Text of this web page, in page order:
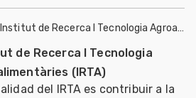
Institut de Recerca I Tecnologia
de Recerca I Tecnologia
(IRTA)
del IRTA es contribuir a la